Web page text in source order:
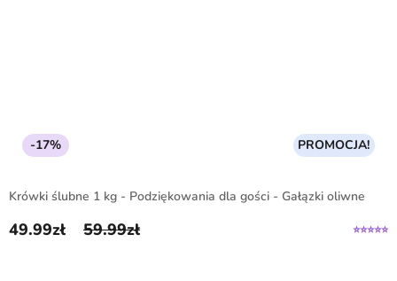
-17% PROMOCJA!
Krówki ślubne 1 kg - Podziękowania dla gości - Gałązki oliwne
59.99zł
Pierwotna cena wynosiła: 59.99zł.
49.99zł
Aktualna cena wynosi: 49.99zł.